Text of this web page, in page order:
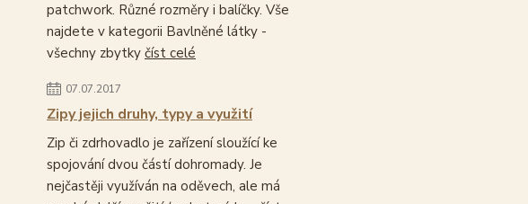
patchwork. Různé rozměry i balíčky. Vše
najdete v kategorii Bavlněné látky -
všechny zbytky číst celé
07.07.2017
Zipy jejich druhy, typy a využití
Zip či zdrhovadlo je zařízení sloužící ke
spojování dvou částí dohromady. Je
nejčastěji využíván na oděvech, ale má